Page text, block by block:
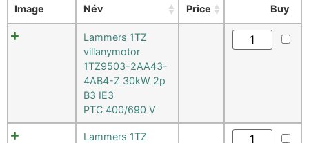
Image Név Price Buy
Lammers 1TZ
villanymotor
1TZ9503-2AA43-
4AB4-Z 30kW 2p
B3 IE3
PTC 400/690 V
Lammers 1TZ